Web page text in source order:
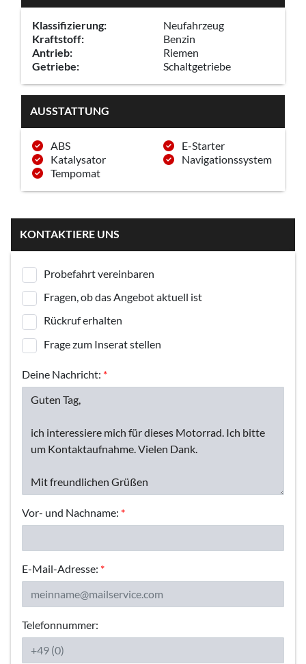
Klassifizierung:
Neufahrzeug
Kraftstoff:
Benzin
Antrieb:
Riemen
Getriebe:
Schaltgetriebe
AUSSTATTUNG
ABS
E-Starter
Katalysator
Navigationssystem
Tempomat
KONTAKTIERE UNS
Probefahrt vereinbaren
Fragen, ob das Angebot aktuell ist
Rückruf erhalten
Frage zum Inserat stellen
Deine Nachricht: *
Vor- und Nachname: *
E-Mail-Adresse: *
Telefonnummer: